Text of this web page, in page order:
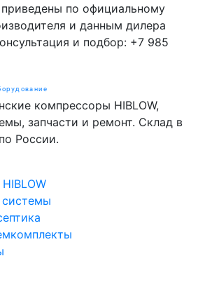
по официальному
и данным дилера
и подбор: +7 985
компрессоры HIBLOW,
запчасти и ремонт. Склад в
России.